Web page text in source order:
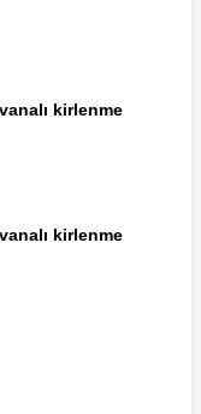
kirlenme
kirlenme
için 533H